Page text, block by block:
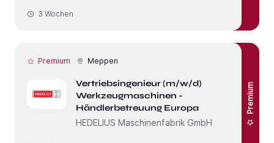
3 Wochen
Premium Meppen
Vertriebsingenieur (m/w/d)
Werkzeugmaschinen -
Händlerbetreuung Europa
HEDELIUS Maschinenfabrik GmbH
Premium